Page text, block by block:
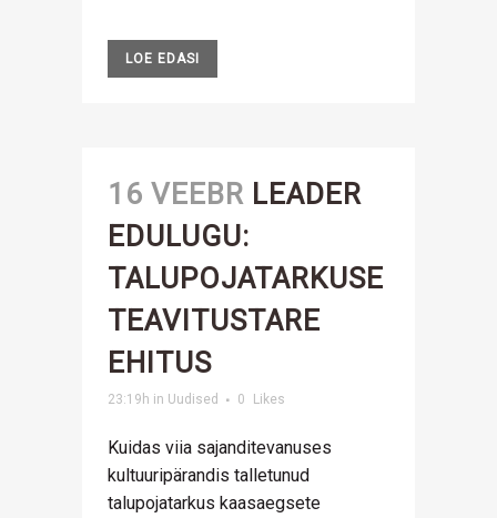
LOE EDASI
16 VEEBR LEADER
EDULUGU:
TALUPOJATARKUSE
TEAVITUSTARE
EHITUS
23:19h in Uudised 0 Likes
Kuidas viia sajanditevanuses
kultuuripärandis talletunud
talupojatarkus kaasaegsete